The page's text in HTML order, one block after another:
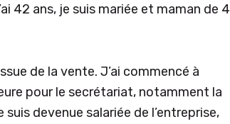
42 ans, je suis mariée et maman de 4
de la vente. J’ai commencé à
pour le secrétariat, notamment la
devenue salariée de l’entreprise,